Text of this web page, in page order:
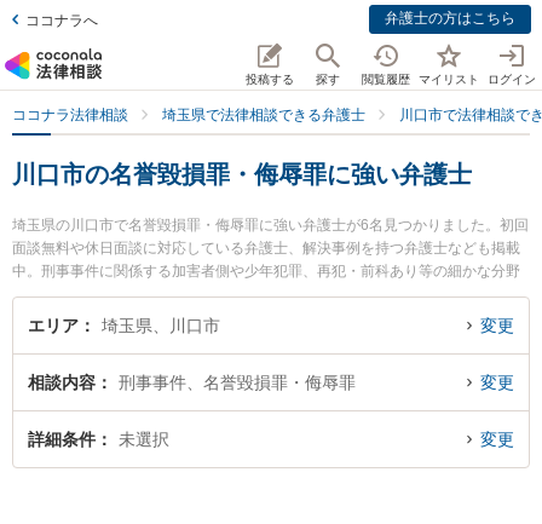
ココナラへ 弁護士の方はこちら
投稿する 探す 閲覧履歴 マイリスト ログイン
ココナラ法律相談 埼玉県で法律相談できる弁護士 川口市で法律相談で
川口市の名誉毀損罪・侮辱罪に強い弁護士
埼玉県の川口市で名誉毀損罪・侮辱罪に強い弁護士が6名見つかりました。初回
面談無料や休日面談に対応している弁護士、解決事例を持つ弁護士なども掲載
中。刑事事件に関係する加害者側や少年犯罪、再犯・前科あり等の細かな分野
での絞り込み検索もでき便利です。特に弁護士法人翠 川口事務所の石見 信明弁
護士やさざんか総合法律事務所の吉村 孝太郎弁護士、石川義人法律事務所の石
に弁護士に相談したい』『名誉毀損罪・侮辱罪のトラブル解決の実績豊富な近
くの弁護士を検索したい』『初回相談無料で名誉毀損罪・侮辱罪を法律相談で
きる川口市内の弁護士に相談予約したい』などでお困りの相談者さんにおすす
エリア 埼玉県、川口市 変更
相談内容 刑事事件、名誉毀損罪・侮辱罪 変更
詳細条件 未選択 変更